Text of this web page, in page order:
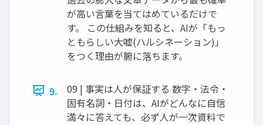
が高い言葉を当てはめているだけで
す。 この仕組みを知ると、AIが「もっ
ともらしい大嘘(ハルシネーション)」
をつく理由が腑に落ちます。
9.
09 | 事実は人が保証する 数字・法令・
固有名詞・日付は、AIがどんなに自信
満々に答えても、必ず人が一次資料で